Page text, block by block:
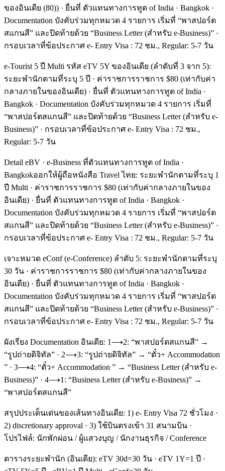
ของอินเดีย (80)) · ยื่นที่ ตัวแทนทางการทูต of India · Bangkok ·
Documentation บังคับร่วมทุกหมวด 4 รายการ เริ่มที่ “พาสปอร์ต
สแกนสี” และปิดท้ายด้วย “Business Letter (สำหรับ e-Business)” ·
กรอบเวลาที่ข้อประกาศ e- Entry Visa : 72 ชม., Regular: 5-7 วัน
e-Tourist 5 ปี Multi รหัส eTV 5Y ของอินเดีย (ลำดับที่ 3 จาก 5):
ระยะพำนักตามที่ระบุ 5 ปี · ค่าราชการราชการ $80 (เท่ากับค่า
กลางภายในของอินเดีย) · ยื่นที่ ตัวแทนทางการทูต of India ·
Bangkok · Documentation บังคับร่วมทุกหมวด 4 รายการ เริ่มที่
“พาสปอร์ตสแกนสี” และปิดท้ายด้วย “Business Letter (สำหรับ e-
Business)” · กรอบเวลาที่ข้อประกาศ e- Entry Visa : 72 ชม.,
Regular: 5-7 วัน
Detail eBV · e-Business ที่ตัวแทนทางการทูต of India ·
Bangkokออกให้ผู้ถือหนังสือ Travel ไทย: ระยะพำนักตามที่ระบุ 1
ปี Multi · ค่าราชการราชการ $80 (เท่ากับค่ากลางภายในของ
อินเดีย) · ยื่นที่ ตัวแทนทางการทูต of India · Bangkok ·
Documentation บังคับร่วมทุกหมวด 4 รายการ เริ่มที่ “พาสปอร์ต
สแกนสี” และปิดท้ายด้วย “Business Letter (สำหรับ e-Business)” ·
กรอบเวลาที่ข้อประกาศ e- Entry Visa : 72 ชม., Regular: 5-7 วัน
เจาะหมวด eConf (e-Conference) ลำดับ 5: ระยะพำนักตามที่ระบุ
30 วัน · ค่าราชการราชการ $80 (เท่ากับค่ากลางภายในของ
อินเดีย) · ยื่นที่ ตัวแทนทางการทูต of India · Bangkok ·
Documentation บังคับร่วมทุกหมวด 4 รายการ เริ่มที่ “พาสปอร์ต
สแกนสี” และปิดท้ายด้วย “Business Letter (สำหรับ e-Business)” ·
กรอบเวลาที่ข้อประกาศ e- Entry Visa : 72 ชม., Regular: 5-7 วัน
ผังเรียง Documentation อินเดีย: 1⟶2: “พาสปอร์ตสแกนสี” →
“รูปถ่ายดิจิทัล” · 2⟶3: “รูปถ่ายดิจิทัล” → “ตั๋ว+ Accommodation
” · 3⟶4: “ตั๋ว+ Accommodation ” → “Business Letter (สำหรับ e-
Business)” · 4⟶1: “Business Letter (สำหรับ e-Business)” →
“พาสปอร์ตสแกนสี”
สรุปประเด็นเด่นของเส้นทางอินเดีย: 1) e- Entry Visa 72 ชั่วโมง ·
2) discretionary approval · 3) ใช้บินตรงเข้า 31 สนามบิน ·
โปรไฟล์: นักพักผ่อน / ผู้แสวงบุญ / นักงานธุรกิจ / Conference
ตารางระยะพำนัก (อินเดีย): eTV 30d=30 วัน · eTV 1Y=1 ปี ·